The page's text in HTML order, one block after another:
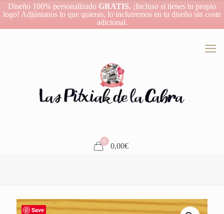
Diseño 100% personalizado GRATIS. ¡Incluso si tienes tu propio
logo! Adjúntanos lo que quieras, lo incluiremos en tu diseño sin coste
adicional.
0
0,00€
Save